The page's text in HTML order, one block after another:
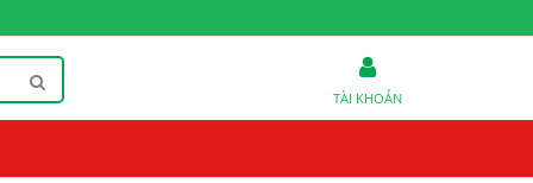
TÀI KHOẢN